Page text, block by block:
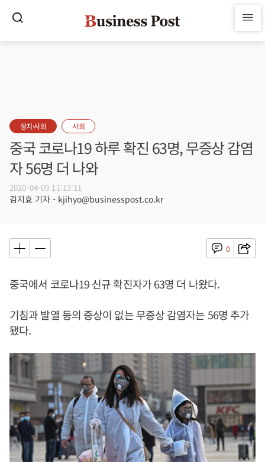
정치·사회 사회
중국 코로나19 하루 확진 63명, 무증상 감염
자 56명 더 나와
2020-04-09 11:13:11
김지효 기자 - kjihyo@businesspost.co.kr
0
중국에서 코로나19 신규 확진자가 63명 더 나왔다.
기침과 발열 등의 증상이 없는 무증상 감염자는 56명 추가
됐다.